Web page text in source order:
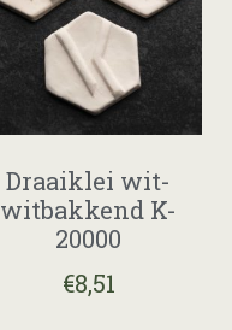
Draaiklei wit-
witbakkend K-
20000
€8,51